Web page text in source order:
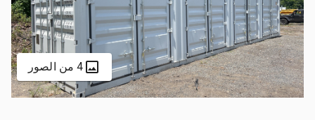
4 من الصور